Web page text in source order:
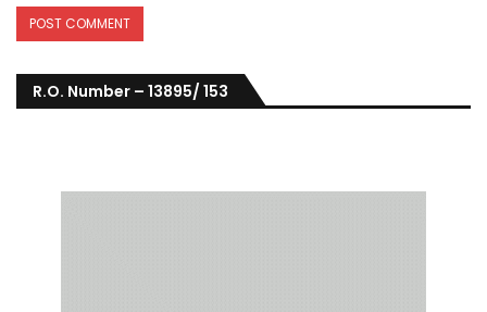
R.O. Number – 13895/ 153